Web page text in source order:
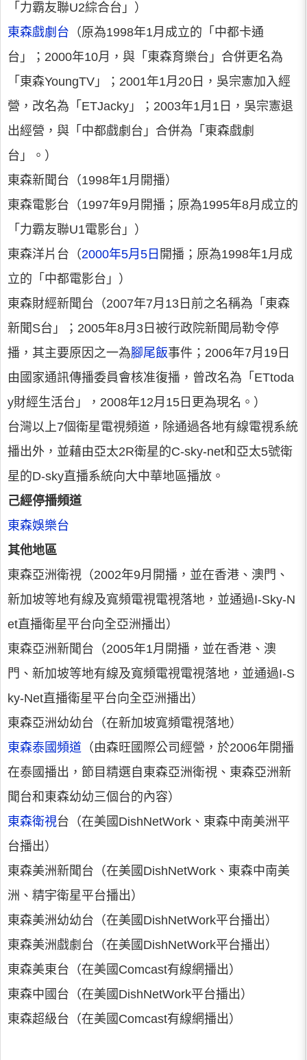
「力霸友聯U2綜合台」）
東森戲劇台 （原為1998年1月成立的「中都卡通
台」；2000年10月，與「東森育樂台」合併更名為
「東森YoungTV」；2001年1月20日，吳宗憲加入經
營，改名為「ETJacky」；2003年1月1日，吳宗憲退
出經營，與「中都戲劇台」合併為「東森戲劇
台」。）
東森新聞台（1998年1月開播）
東森電影台（1997年9月開播；原為1995年8月成立的
「力霸友聯U1電影台」）
東森洋片台（2000年5月5日 開播；原為1998年1月成
立的「中都電影台」）
東森財經新聞台（2007年7月13日前之名稱為「東森
新聞S台」；2005年8月3日被行政院新聞局勒令停
播，其主要原因之一為腳尾飯事件；2006年7月19日
由國家通訊傳播委員會核准復播，曾改名為「ETtoda
y財經生活台」，2008年12月15日更為現名。）
台灣以上7個衛星電視頻道，除通過各地有線電視系統
播出外，並藉由亞太2R衛星的C-sky-net和亞太5號衛
星的D-sky直播系統向大中華地區播放。
己經停播頻道
東森娛樂台
其他地區
東森亞洲衛視（2002年9月開播，並在香港、澳門、
新加坡等地有線及寬頻電視電視落地，並通過I-Sky-N
et直播衛星平台向全亞洲播出）
東森亞洲新聞台（2005年1月開播，並在香港、澳
門、新加坡等地有線及寬頻電視電視落地，並通過I-S
ky-Net直播衛星平台向全亞洲播出）
東森亞洲幼幼台（在新加坡寬頻電視落地）
東森泰國頻道 （由森旺國際公司經營，於2006年開播
在泰國播出，節目精選自東森亞洲衛視、東森亞洲新
聞台和東森幼幼三個台的內容）
東森衛視台（在美國DishNetWork、東森中南美洲平
台播出）
東森美洲新聞台（在美國DishNetWork、東森中南美
洲、精宇衛星平台播出）
東森美洲幼幼台（在美國DishNetWork平台播出）
東森美洲戲劇台（在美國DishNetWork平台播出）
東森美東台（在美國Comcast有線網播出）
東森中國台（在美國DishNetWork平台播出）
東森超級台（在美國Comcast有線網播出）